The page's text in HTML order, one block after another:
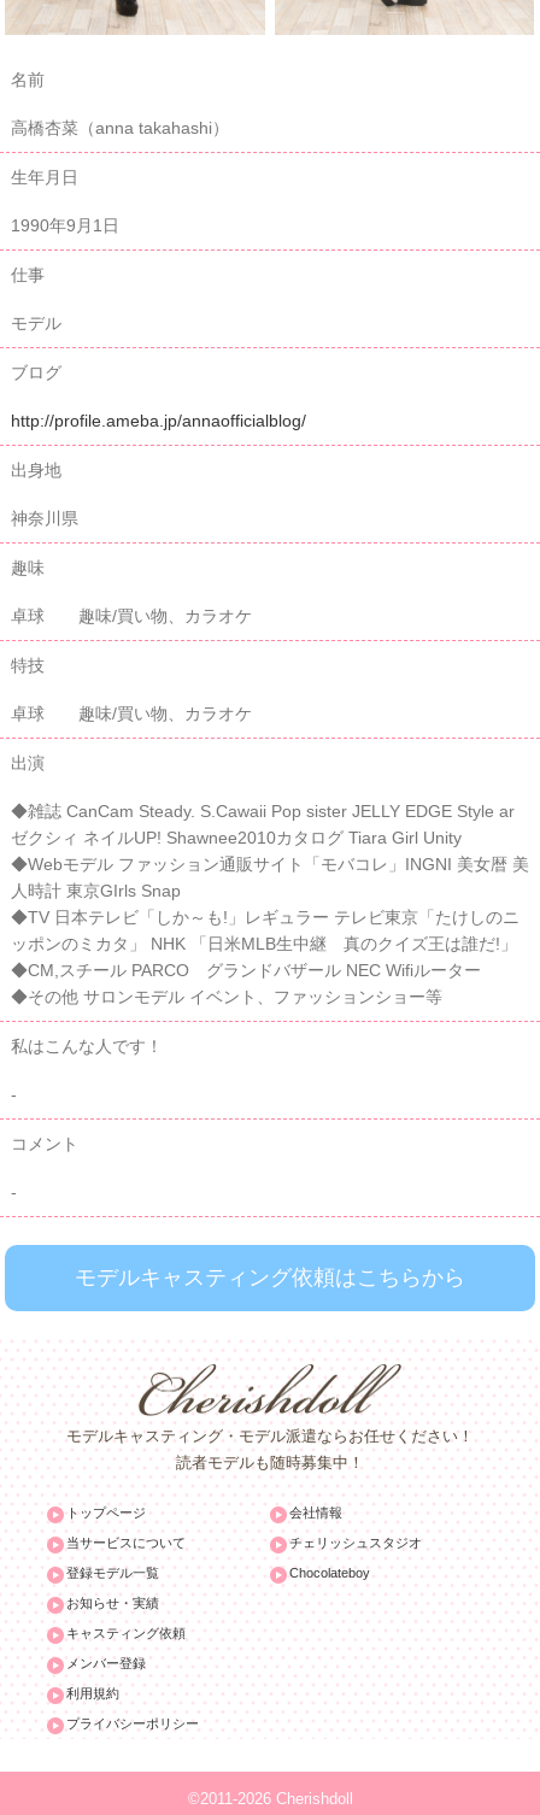
名前
高橋杏菜（anna takahashi）
生年月日
1990年9月1日
仕事
モデル
ブログ
http://profile.ameba.jp/annaofficialblog/
出身地
神奈川県
趣味
卓球 趣味/買い物、カラオケ
特技
卓球 趣味/買い物、カラオケ
出演
◆雑誌 CanCam Steady. S.Cawaii Pop sister JELLY EDGE Style ar
ゼクシィ ネイルUP! Shawnee2010カタログ Tiara Girl Unity
◆Webモデル ファッション通販サイト「モバコレ」INGNI 美女暦 美
人時計 東京GIrls Snap
◆TV 日本テレビ「しか～も!」レギュラー テレビ東京「たけしのニ
ッポンのミカタ」 NHK 「日米MLB生中継 真のクイズ王は誰だ!」
◆CM,スチール PARCO グランドバザール NEC Wifiルーター
◆その他 サロンモデル イベント、ファッションショー等
私はこんな人です！
-
コメント
-
モデルキャスティング依頼はこちらから
モデルキャスティング・モデル派遣ならお任せください！
読者モデルも随時募集中！
トップページ
当サービスについて
登録モデル一覧
お知らせ・実績
キャスティング依頼
メンバー登録
利用規約
プライバシーポリシー
会社情報
チェリッシュスタジオ
Chocolateboy
©2011-2026 Cherishdoll